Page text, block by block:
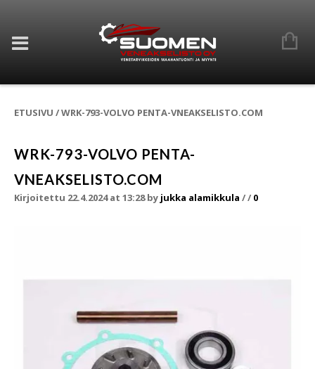
ETUSIVU /WRK-793-VOLVO PENTA-VNEAKSELISTO.COM
WRK-793-VOLVO PENTA-
VNEAKSELISTO.COM
Kirjoitettu 22.4.2024 at 13:28by jukka alamikkula // 0